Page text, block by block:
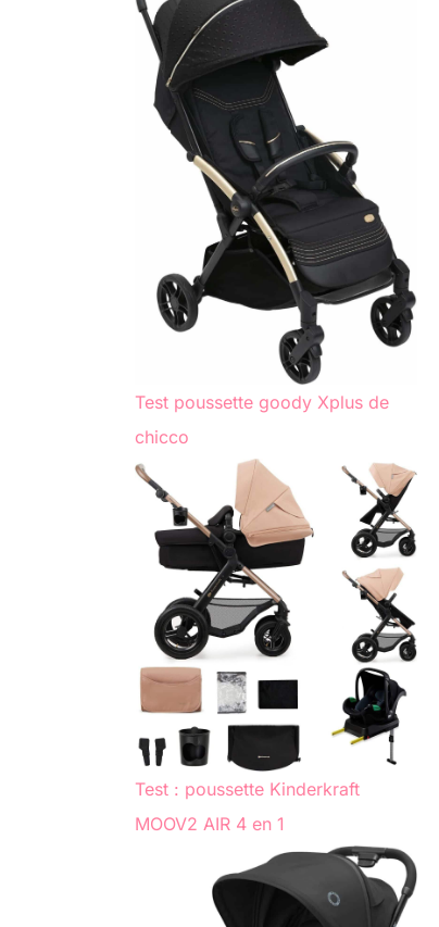
Test poussette goody Xplus de
chicco
Test : poussette Kinderkraft
MOOV2 AIR 4 en 1